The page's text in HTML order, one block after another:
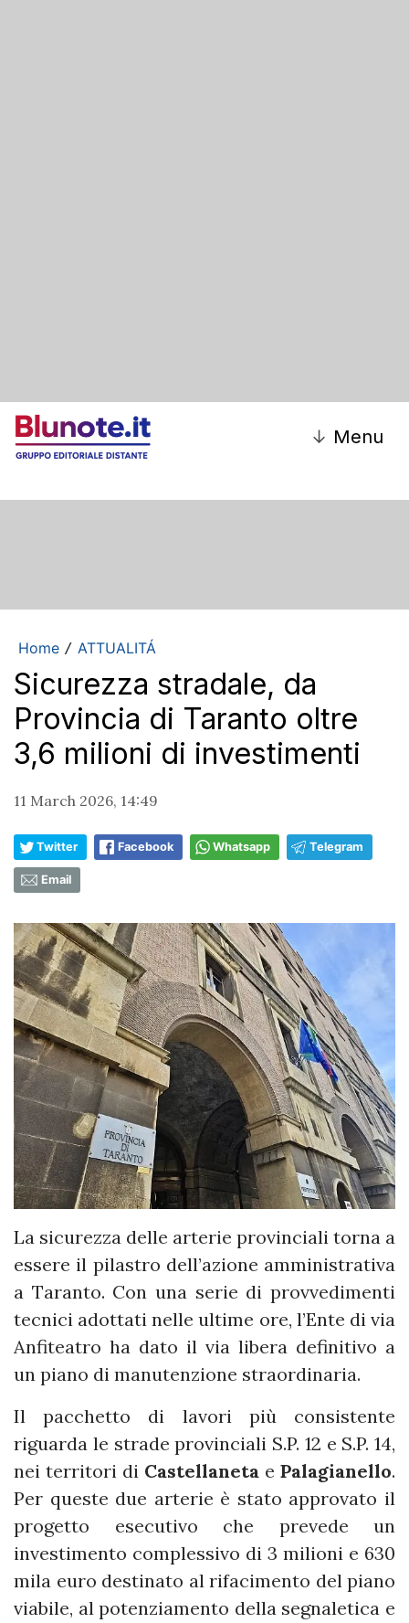
↓ Menu
Home / ATTUALITÁ
Sicurezza stradale, da
Provincia di Taranto oltre
3,6 milioni di investimenti
11 March 2026, 14:49
Twitter Facebook Whatsapp Telegram
Email
La sicurezza delle arterie provinciali torna a
essere il pilastro dell’azione amministrativa
a Taranto. Con una serie di provvedimenti
tecnici adottati nelle ultime ore, l’Ente di via
Anfiteatro ha dato il via libera definitivo a
un piano di manutenzione straordinaria.
Il pacchetto di lavori più consistente
riguarda le strade provinciali S.P. 12 e S.P. 14,
nei territori di Castellaneta e Palagianello.
Per queste due arterie è stato approvato il
progetto esecutivo che prevede un
investimento complessivo di 3 milioni e 630
mila euro destinato al rifacimento del piano
viabile, al potenziamento della segnaletica e